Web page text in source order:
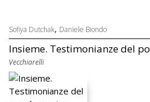
Sofiya Dutchak, Daniele Biondo
Insieme. Testimonianze del
Vecchiarelli